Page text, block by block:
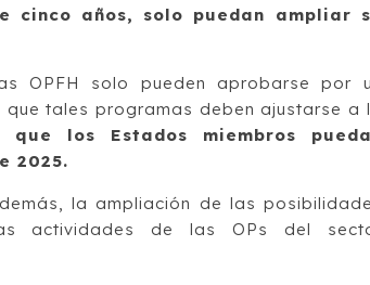
cinco años, solo puedan ampliar
OPFH solo pueden aprobarse por
tales programas deben ajustarse a
los Estados miembros
2025.
la ampliación de las
actividades de las OPs del